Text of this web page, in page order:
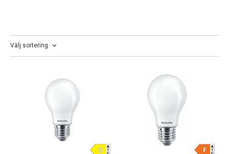
ljusstyrkan och färgtemperaturen efter dina önskemål.
och styr belysningen med rösten, via appen eller automatiskt
med tidsinställda scheman. Oavsett om du vill ha en
avslappnande atmosfär för en lugn kväll hemma eller en
energigivande miljö för att starta dagen, erbjuder Philips Hue
obegränsade möjligheter att skräddarsy din belysning.
Belysning för Alla Behov och Miljöer
Välj sortering